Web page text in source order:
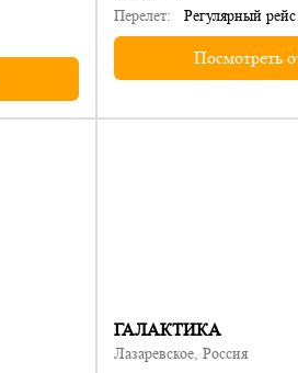
Перелет:
Регулярный рейс
Посмотреть
ГАЛАКТИКА
Лазаревское, Россия